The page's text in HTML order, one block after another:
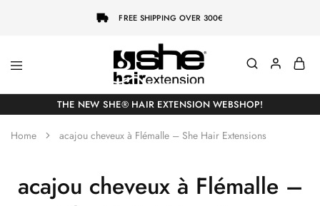
FREE SHIPPING OVER 300€
She-
Hairextensions
Socap
Premium
Hair
THE NEW SHE® HAIR EXTENSION WEBSHOP!
Home acajou cheveux à Flémalle – She Hair Extensions
acajou cheveux à Flémalle –